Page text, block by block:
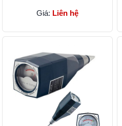
Giá: Liên hệ